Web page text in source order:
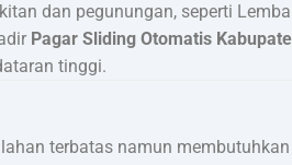
dan pegunungan, seperti
Pagar Sliding Otomatis
tinggi.
terbatas namun